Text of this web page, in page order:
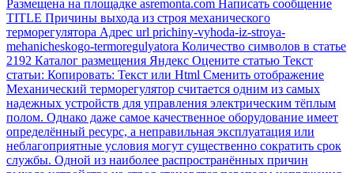
Размещена на площадке asremonta.com Написать сообщение
TITLE Причины выхода из строя механического
терморегулятора Адрес url prichiny-vyhoda-iz-stroya-
mehanicheskogo-termoregulyatora Количество символов в статье
2192 Каталог размещения Яндекс Оцените статью Текст
статьи: Копировать: Текст или Html Cменить отображение
Механический терморегулятор считается одним из самых
надежных устройств для управления электрическим тёплым
полом. Однако даже самое качественное оборудование имеет
определённый ресурс, а неправильная эксплуатация или
неблагоприятные условия могут существенно сократить срок
службы. Одной из наиболее распространённых причин